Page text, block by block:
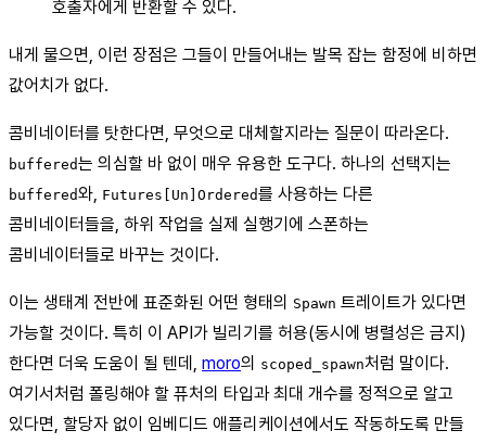
호출자에게 반환할 수 있다.
내게 물으면, 이런 장점은 그들이 만들어내는 발목 잡는 함정에 비하면
값어치가 없다.
콤비네이터를 탓한다면, 무엇으로 대체할지라는 질문이 따라온다.
buffered는 의심할 바 없이 매우 유용한 도구다. 하나의 선택지는
buffered와, Futures[Un]Ordered를 사용하는 다른
콤비네이터들을, 하위 작업을 실제 실행기에 스폰하는
콤비네이터들로 바꾸는 것이다.
이는 생태계 전반에 표준화된 어떤 형태의 Spawn 트레이트가 있다면
가능할 것이다. 특히 이 API가 빌리기를 허용(동시에 병렬성은 금지)
한다면 더욱 도움이 될 텐데, moro의 scoped_spawn처럼 말이다.
여기서처럼 폴링해야 할 퓨처의 타입과 최대 개수를 정적으로 알고
있다면, 할당자 없이 임베디드 애플리케이션에서도 작동하도록 만들